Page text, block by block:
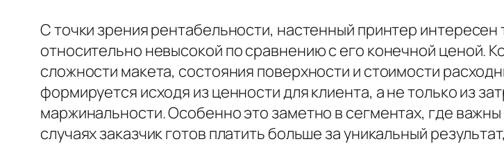
С точки зрения рентабельности, настенный принтер
относительно невысокой по сравнению с его конечной ценой.
сложности макета, состояния поверхности и стоимости
формируется исходя из ценности для клиента, а не только из
маржинальности. Особенно это заметно в сегментах, где
случаях заказчик готов платить больше за уникальный